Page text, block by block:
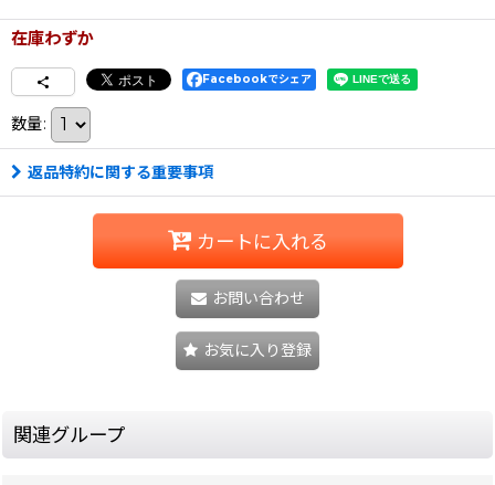
在庫わずか
Facebookでシェア
数量:
返品特約に関する重要事項
カートに入れる
お問い合わせ
お気に入り登録
関連グループ